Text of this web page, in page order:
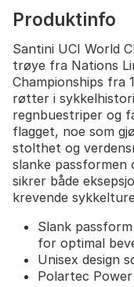
Produktinfo
Santini UCI World
trøye fra Nations
Championships fra
røtter i
regnbuestriper og
flagget, noe som
stolthet og
slanke passformen
sikrer både
krevende
Slank
for optimal
Unisex design
Polartec